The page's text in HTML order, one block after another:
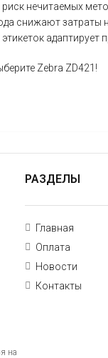
риск нечитаемых
снижаютзатраты
этикеток адаптирует
Zebra ZD421!
на
РАЗДЕЛЫ
Главная
Оплата
Новости
Контакты